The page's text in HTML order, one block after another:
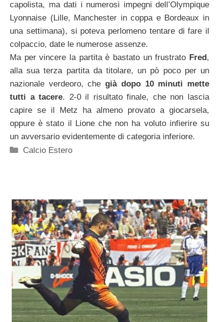
capolista, ma dati i numerosi impegni dell’Olympique
Lyonnaise (Lille, Manchester in coppa e Bordeaux in
una settimana), si poteva perlomeno tentare di fare il
colpaccio, date le numerose assenze.
Ma per vincere la partita è bastato un frustrato Fred ,
alla sua terza partita da titolare, un pò poco per un
nazionale verdeoro, chegià dopo 10 minuti mette
tutti a tacere. 2-0 il risultato finale, che non lascia
capire se il Metz ha almeno provato a giocarsela,
oppure è stato il Lione che non ha voluto infierire su
un avversario evidentemente di categoria inferiore.
Categorie
Calcio Estero